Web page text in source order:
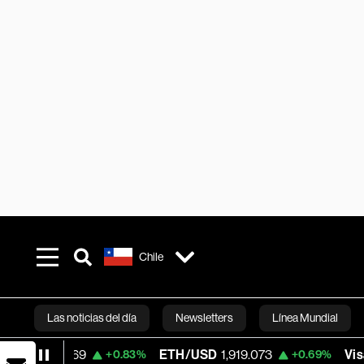
Chile
Las noticias del día Newsletters Línea Mundial
Bloomberg
ETH/USD 1,919.073 +0.69% Visa 363.24 -